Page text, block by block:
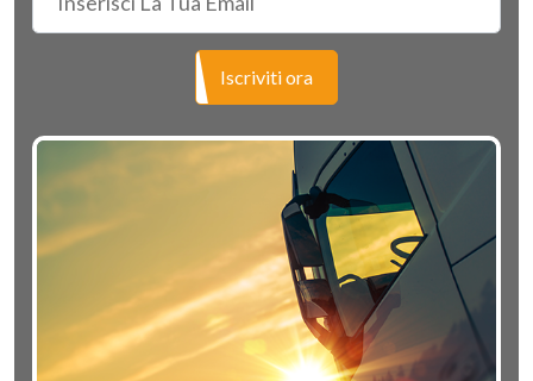
Iscriviti ora